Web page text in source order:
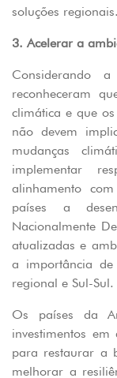
soluções regionais.
3. Acelerar a
Considerando
reconheceram
climática e que
não devem
mudanças
implementar
alinhamento
países a
Nacionalmente
atualizadas e
a importância de
regional e Sul-Sul.
Os países da
investimentos em
para restaurar a
melhorar a